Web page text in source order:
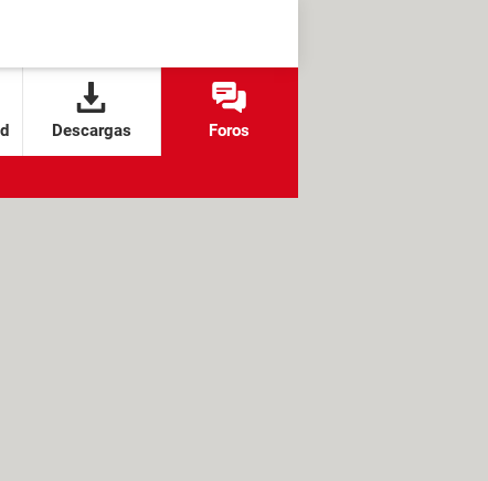
Descargas Foros